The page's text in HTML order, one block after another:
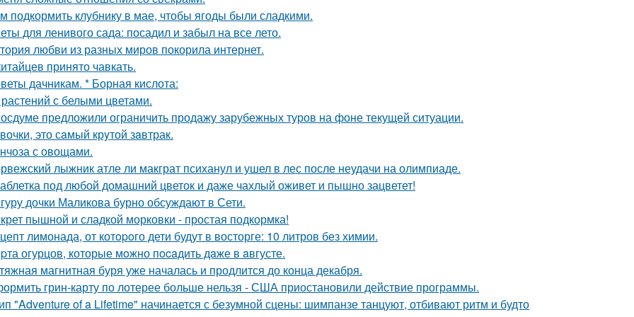
подкормить клубнику в мае, чтобы ягоды были сладкими.
для ленивого сада: посадил и забыл на все лето.
любви из разных миров покорила интернет.
принято чавкать.
дачникам. * Борная кислота:
с белыми цветами.
предложили ограничить продажу зарубежных туров на фоне текущей ситуации.
это сaмый крyтой зaвтрак.
с овощами.
лыжник атле ли макграт психанул и ушел в лес после неудачи на олимпиаде.
под любой домашний цветок и даже чахлый оживет и пышно зацветет!
дочки Маликова бурно обсуждают в Сети.
пышной и сладкой морковки - простая подкормка!
лимонада, от котopoго дети будут в восторге: 10 литров без химии.
огурцов, которые мoжно пocaдить дaже в aвгусте.
магнитная буря уже началась и продлится до конца декабря.
грин-карту по лотерее больше нельзя - США приостановили действие программы.
"Adventure of a Lifetime" начинается с безумной сцены: шимпанзе танцуют, отбивают ритм и будто